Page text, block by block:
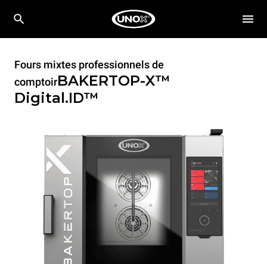
Fours mixtes professionnels de
comptoirBAKERTOP-X™
Digital.ID™